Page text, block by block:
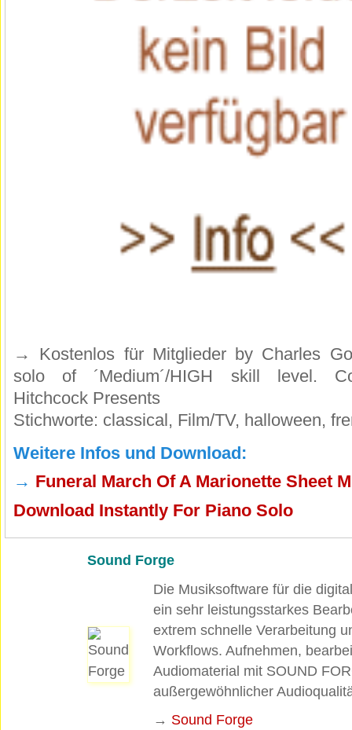
→ Kostenlos für Mitgliederby Charles
solo of ´Medium´/HIGH skill level.
Hitchcock Presents
Stichworte: classical, Film/TV, halloween,
Weitere Infos und Download:
→ Funeral March Of A Marionette Sheet
Download Instantly For Piano Solo
Sound Forge
Die Musiksoftware für die
ein sehr leistungsstarkes
extrem schnelle Verarbeitung
Workflows. Aufnehmen,
Audiomaterial mit SOUND
außergewöhnlicher
→ Sound Forge